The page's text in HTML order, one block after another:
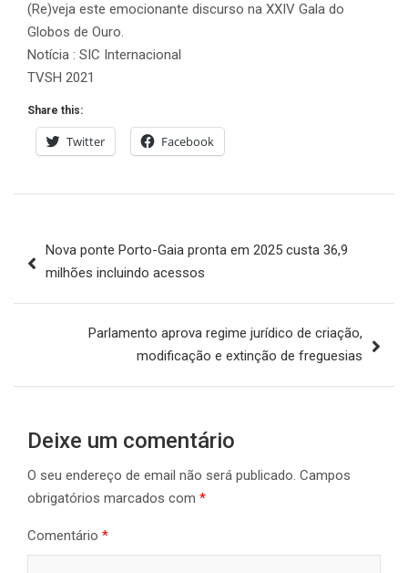
(Re)veja este emocionante discurso na XXIV Gala do
Globos de Ouro.
Notícia : SIC Internacional
TVSH 2021
Share this:
Twitter Facebook
de
Nova ponte Porto-Gaia pronta em 2025 custa 36,9
milhões incluindo acessos
Parlamento aprova regime jurídico de criação,
modificação e extinção de freguesias
Deixe um comentário
O seu endereço de email não será publicado. Campos
obrigatórios marcados com *
Comentário *